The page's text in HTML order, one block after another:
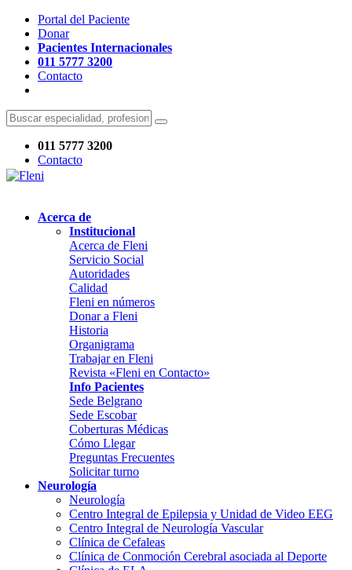
Portal del Paciente
Donar
Pacientes Internacionales
011 5777 3200
Contacto
011 5777 3200
Contacto
Acerca de
Institucional
Acerca de Fleni
Servicio Social
Autoridades
Calidad
Fleni en números
Donar a Fleni
Historia
Organigrama
Trabajar en Fleni
Revista «Fleni en Contacto»
Info Pacientes
Sede Belgrano
Sede Escobar
Coberturas Médicas
Cómo Llegar
Preguntas Frecuentes
Solicitar turno
Neurología
Neurología
Centro Integral de Epilepsia y Unidad de Video EEG
Centro Integral de Neurología Vascular
Clínica de Cefaleas
Clínica de Conmoción Cerebral asociada al Deporte